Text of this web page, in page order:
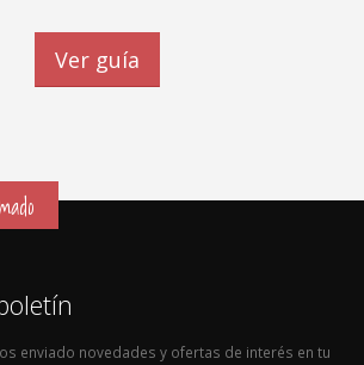
Ver guía
enviado novedades y ofertas de interés en tu